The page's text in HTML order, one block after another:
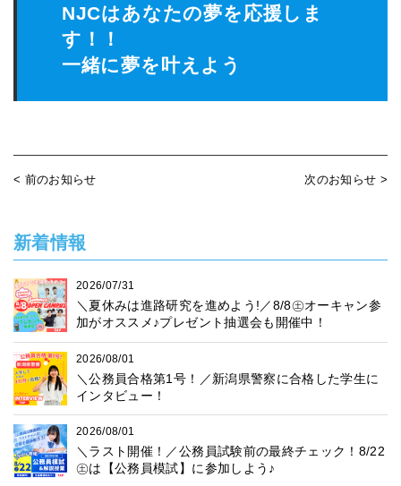
NJCはあなたの夢を応援しま
す！！
一緒に夢を叶えよう
< 前のお知らせ 次のお知らせ >
新着情報
2026/07/31
＼夏休みは進路研究を進めよう!／8/8㊏オーキャン参
加がオススメ♪プレゼント抽選会も開催中！
2026/08/01
＼公務員合格第1号！／新潟県警察に合格した学生に
インタビュー！
2026/08/01
＼ラスト開催！／公務員試験前の最終チェック！8/22
㊏は【公務員模試】に参加しよう♪